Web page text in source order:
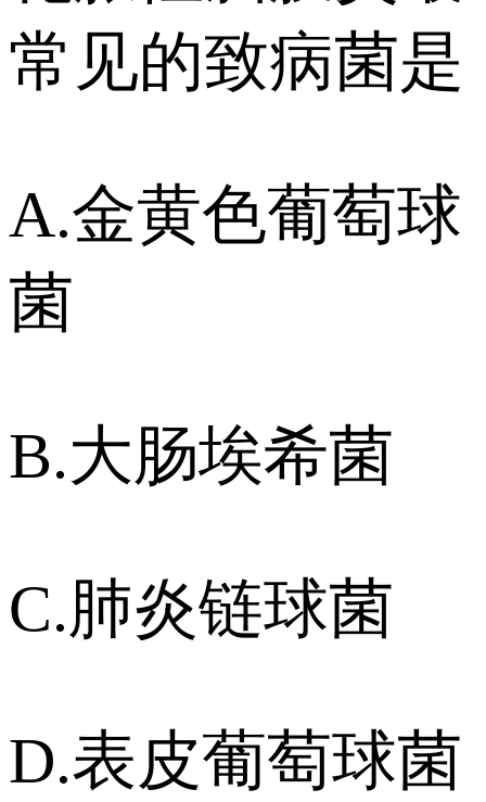
常见的致病菌是
A.金黄色葡萄球
菌
B.大肠埃希菌
C.肺炎链球菌
D.表皮葡萄球菌